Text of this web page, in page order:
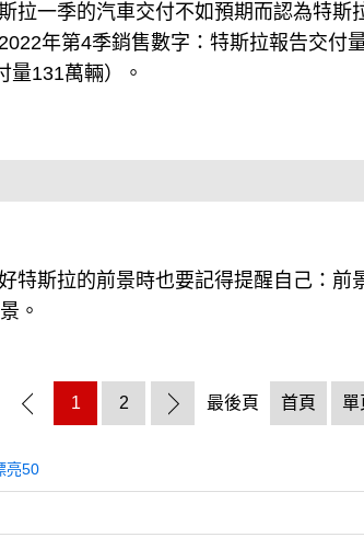
拉一季的汽車交付不如預期而認為特斯
年第4季銷售數字：特斯拉報告交付
量131萬輛）。
特斯拉的前景時也要記得提醒自己：前
。
1 2 最後頁 首頁 單
亮50